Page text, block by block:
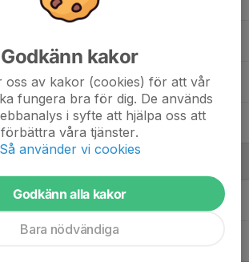
Tränare
Godkänn kakor
oss av kakor (cookies) för att vår
fungera bra för dig. De används
i syfte att hjälpa oss att
förbättra våra tjänster.
Så använder vi cookies
Godkänn alla kakor
Bara nödvändiga